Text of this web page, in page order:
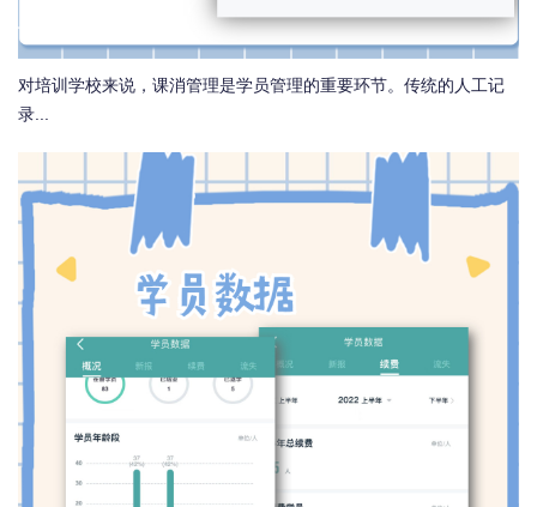
对培训学校来说，课消管理是学员管理的重要环节。传统的人工记
录...